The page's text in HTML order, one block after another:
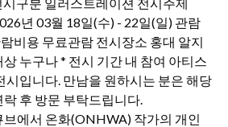
에서 온화(ONHWA) 작가의 개인